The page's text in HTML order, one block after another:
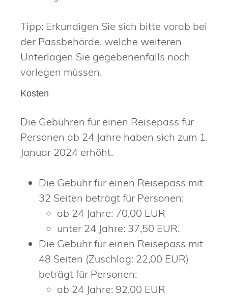
Tipp: Erkundigen Sie sich bitte vorab bei
der Passbehörde, welche weiteren
Unterlagen Sie gegebenenfalls noch
vorlegen müssen.
Kosten
Die Gebühren für einen Reisepass für
Personen ab 24 Jahre haben sich zum 1.
Januar 2024 erhöht.
Die Gebühr für einen Reisepass mit
32 Seiten beträgt für Personen:
ab 24 Jahre: 70,00 EUR
unter 24 Jahre: 37,50 EUR.
Die Gebühr für einen Reisepass mit
48 Seiten (Zuschlag: 22,00 EUR)
beträgt für Personen:
ab 24 Jahre: 92,00 EUR